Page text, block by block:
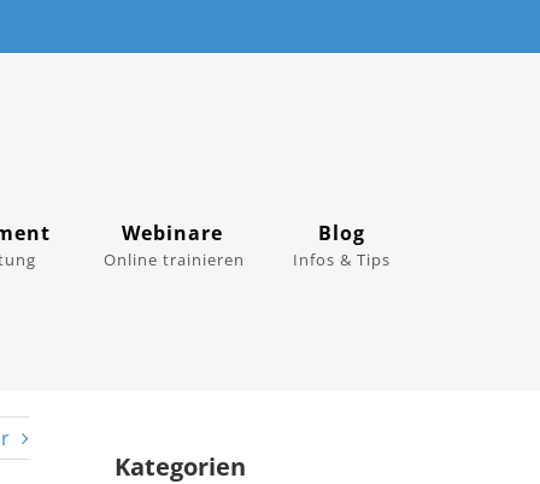
Webinare
Online trainieren
Blog
Infos & Tips
Kategorien